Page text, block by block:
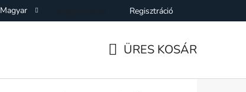
Adatkezelési Tájékoztató Elállás a Vásárlástol
Magyar Regisztráció
ÜRES KOSÁR